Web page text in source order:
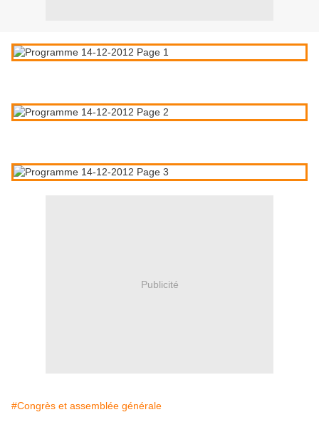
Publicité
#Congrès et assemblée générale